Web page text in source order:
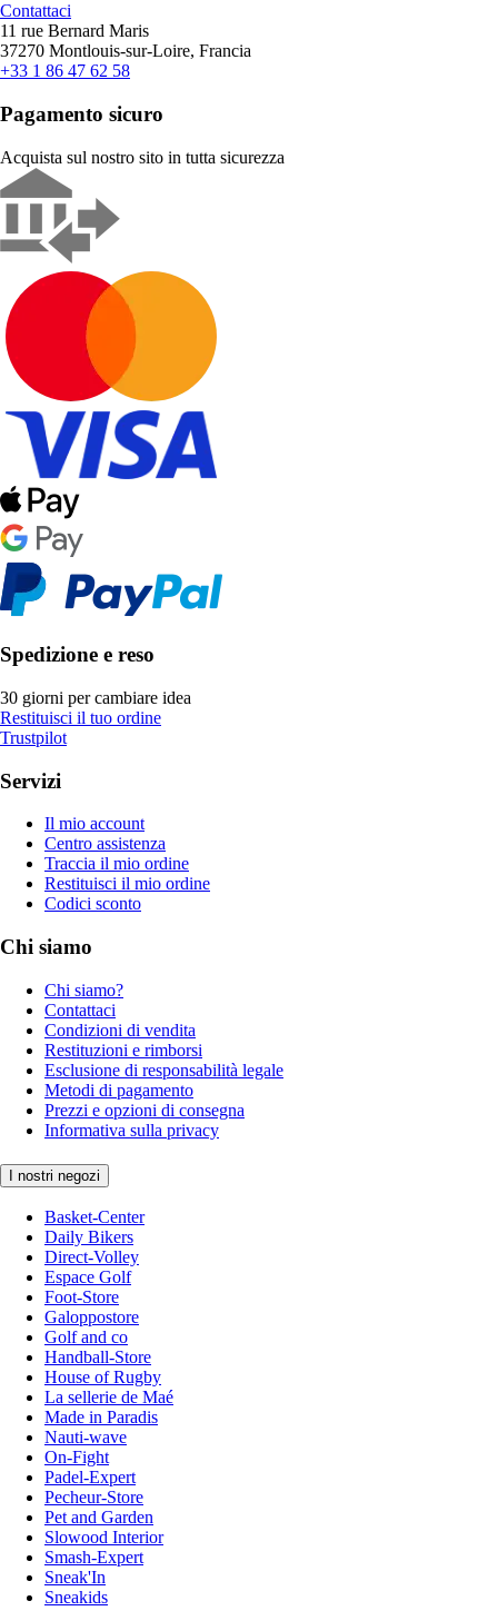
Contattaci
11 rue Bernard Maris
37270 Montlouis-sur-Loire, Francia
+33 1 86 47 62 58
Pagamento sicuro
Acquista sul nostro sito in tutta sicurezza
Spedizione e reso
30 giorni per cambiare idea
Restituisci il tuo ordine
Trustpilot
Servizi
Il mio account
Centro assistenza
Traccia il mio ordine
Restituisci il mio ordine
Codici sconto
Chi siamo
Chi siamo?
Contattaci
Condizioni di vendita
Restituzioni e rimborsi
Esclusione di responsabilità legale
Metodi di pagamento
Prezzi e opzioni di consegna
Informativa sulla privacy
I nostri negozi
Basket-Center
Daily Bikers
Direct-Volley
Espace Golf
Foot-Store
Galoppostore
Golf and co
Handball-Store
House of Rugby
La sellerie de Maé
Made in Paradis
Nauti-wave
On-Fight
Padel-Expert
Pecheur-Store
Pet and Garden
Slowood Interior
Smash-Expert
Sneak'In
Sneakids